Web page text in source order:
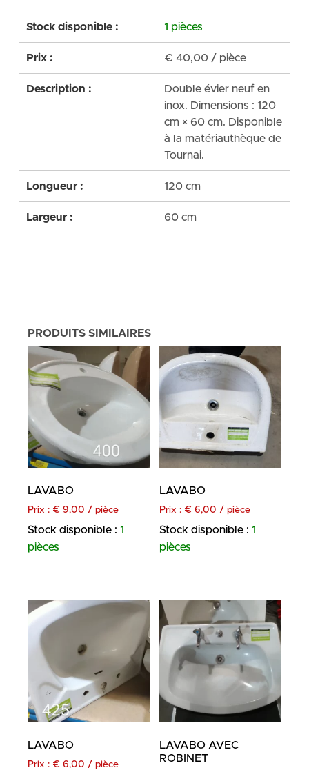
Stock disponible : 1 pièces
Prix : € 40,00 / pièce
Description :
Double évier neuf en
inox. Dimensions : 120
cm × 60 cm. Disponible
à la matériauthèque de
Tournai.
Longueur : 120 cm
Largeur : 60 cm
PRODUITS SIMILAIRES
LAVABO
Prix : € 9,00 / pièce
Stock disponible : 1
pièces
LAVABO
Prix : € 6,00 / pièce
Stock disponible : 1
pièces
LAVABO
Prix : € 6,00 / pièce
LAVABO AVEC
ROBINET